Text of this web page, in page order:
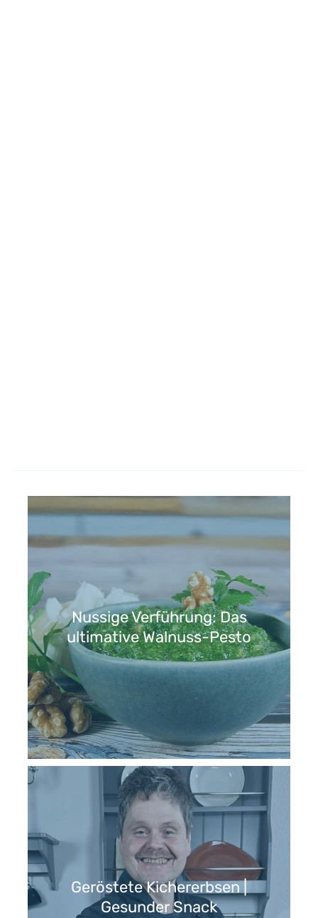
Nussige Verführung: Das
ultimative Walnuss-Pesto
Geröstete Kichererbsen |
Gesunder Snack